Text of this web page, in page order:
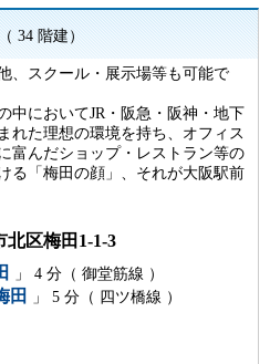
34 階建）
、スクール・展示場等も可能で
中においてJR・阪急・阪神・地下
れた理想の環境を持ち、オフィス
富んだショップ・レストラン等の
る「梅田の顔」、それが大阪駅前
北区梅田1-1-3
」 4 分（ 御堂筋線 ）
田 」 5 分（ 四ツ橋線 ）